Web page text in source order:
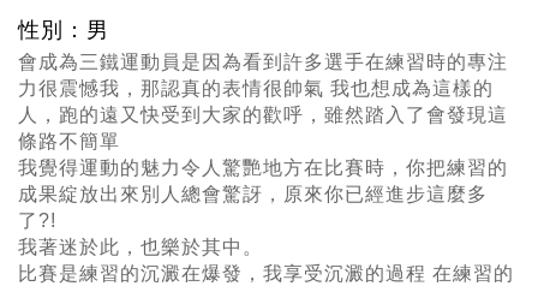
性別：男
會成為三鐵運動員是因為看到許多選手在練習時的專注
力很震憾我，那認真的表情很帥氣 我也想成為這樣的
人，跑的遠又快受到大家的歡呼，雖然踏入了會發現這
條路不簡單
我覺得運動的魅力令人驚艷地方在比賽時，你把練習的
成果綻放出來別人總會驚訝，原來你已經進步這麼多
了?!
我著迷於此，也樂於其中。
比賽是練習的沉澱在爆發，我享受沉澱的過程 在練習的